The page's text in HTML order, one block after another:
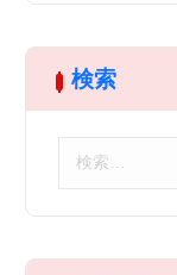
検索